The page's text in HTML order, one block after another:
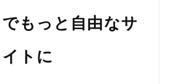
でもっと自由なサ
イトに